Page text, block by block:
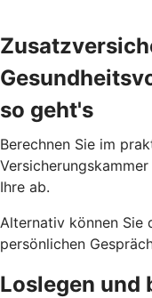
so geht's
Berechnen Sie im
Ihre ab.
Alternativ können Sie
persönlichen
Loslegen und